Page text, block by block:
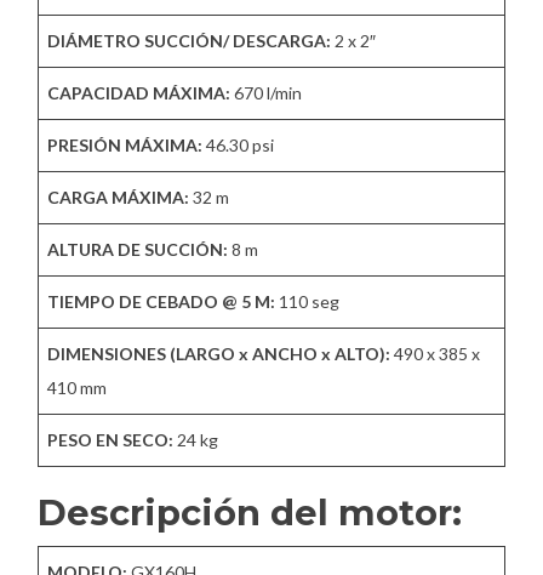
DIÁMETRO SUCCIÓN/ DESCARGA: 2 x 2″
CAPACIDAD MÁXIMA: 670 l/min
PRESIÓN MÁXIMA: 46.30 psi
CARGA MÁXIMA: 32 m
ALTURA DE SUCCIÓN: 8 m
TIEMPO DE CEBADO @ 5 M: 110 seg
DIMENSIONES (LARGO x ANCHO x ALTO): 490 x 385 x
410 mm
PESO EN SECO: 24 kg
Descripción del motor: